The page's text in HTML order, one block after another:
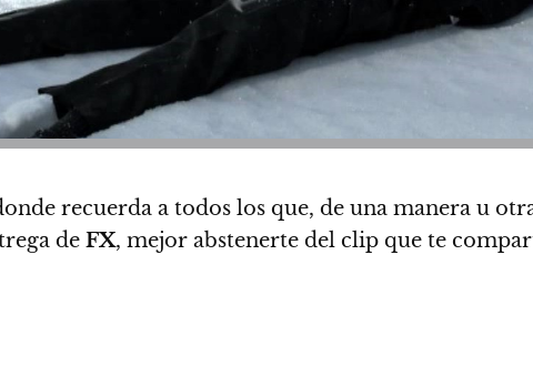
recuerda a todos los que, de una manera u
de FX, mejor abstenerte del clip que te